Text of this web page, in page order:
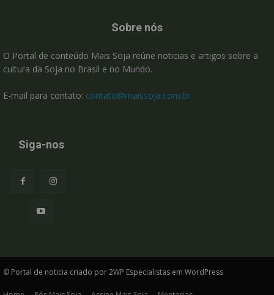
Sobre nós
O Portal de conteúdo Mais Soja reúne noticias e artigos sobre a
cultura da Soja no Brasil e no Mundo.
E-mail para contato: contato@maissoja.com.br
Siga-nos
© Portal de noticia criado por 2WP Especialistas em WordPress